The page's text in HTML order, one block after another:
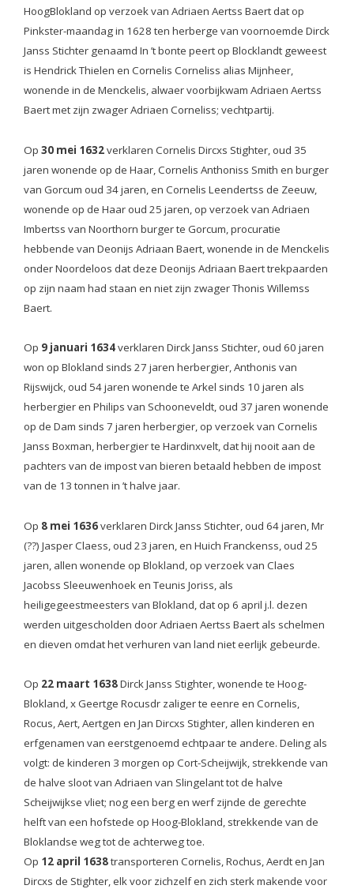
HoogBlokland op verzoek van Adriaen Aertss Baert dat op
Pinkster-maandag in 1628 ten herberge van voornoemde Dirck
Janss Stichter genaamd In ’t bonte peert op Blocklandt geweest
is Hendrick Thielen en Cornelis Corneliss alias Mijnheer,
wonende in de Menckelis, alwaer voorbijkwam Adriaen Aertss
Baert met zijn zwager Adriaen Corneliss; vechtpartij.
Op 30 mei 1632verklaren Cornelis Dircxs Stighter, oud 35
jaren wonende op de Haar, Cornelis Anthoniss Smith en burger
van Gorcum oud 34 jaren, en Cornelis Leendertss de Zeeuw,
wonende op de Haar oud 25 jaren, op verzoek van Adriaen
Imbertss van Noorthorn burger te Gorcum, procuratie
hebbende van Deonijs Adriaan Baert, wonende in de Menckelis
onder Noordeloos dat deze Deonijs Adriaan Baert trekpaarden
op zijn naam had staan en niet zijn zwager Thonis Willemss
Baert.
Op 9 januari 1634verklaren Dirck Janss Stichter, oud 60 jaren
won op Blokland sinds 27 jaren herbergier, Anthonis van
Rijswijck, oud 54 jaren wonende te Arkel sinds 10 jaren als
herbergier en Philips van Schooneveldt, oud 37 jaren wonende
op de Dam sinds 7 jaren herbergier, op verzoek van Cornelis
Janss Boxman, herbergier te Hardinxvelt, dat hij nooit aan de
pachters van de impost van bieren betaald hebben de impost
van de 13 tonnen in ’t halve jaar.
Op 8 mei 1636verklaren Dirck Janss Stichter, oud 64 jaren, Mr
(??) Jasper Claess, oud 23 jaren, en Huich Franckenss, oud 25
jaren, allen wonende op Blokland, op verzoek van Claes
Jacobss Sleeuwenhoek en Teunis Joriss, als
heiligegeestmeesters van Blokland, dat op 6 april j.l. dezen
werden uitgescholden door Adriaen Aertss Baert als schelmen
en dieven omdat het verhuren van land niet eerlijk gebeurde.
Op 22 maart 1638Dirck Janss Stighter, wonende te Hoog-
Blokland, x Geertge Rocusdr zaliger te eenre en Cornelis,
Rocus, Aert, Aertgen en Jan Dircxs Stighter, allen kinderen en
erfgenamen van eerstgenoemd echtpaar te andere. Deling als
volgt: de kinderen 3 morgen op Cort-Scheijwijk, strekkende van
de halve sloot van Adriaen van Slingelant tot de halve
Scheijwijkse vliet; nog een berg en werf zijnde de gerechte
helft van een hofstede op Hoog-Blokland, strekkende van de
Bloklandse weg tot de achterweg toe.
Op 12 april 1638transporteren Cornelis, Rochus, Aerdt en Jan
Dircxs de Stighter, elk voor zichzelf en zich sterk makende voor